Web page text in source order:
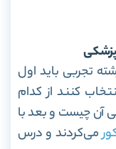
تجربی باید اول
کنند از کدام
چیست و بعد با
می‌کردند و درس